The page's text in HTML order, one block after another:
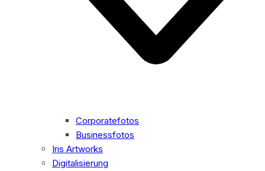
Corporatefotos
Businessfotos
Iris Artworks
Digitalisierung